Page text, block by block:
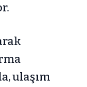
ulaşım